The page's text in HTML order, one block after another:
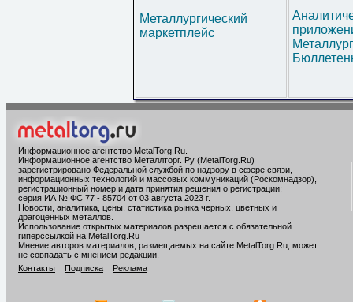
Металлургический
маркетплейс
Информационное агентство MetalTorg.Ru
Информационное агентство Металлторг. Ру (MetalTorg.Ru)
зарегистрировано Федеральной службой по надзору в сфере связи,
информационных технологий и массовых коммуникаций (Роскомнадзор),
регистрационный номер и дата принятия решения о регистрации:
серия ИА № ФС 77 - 85704 от 03 августа 2023 г.
Новости, аналитика, цены, статистика рынка черных, цветных и
драгоценных металлов.
Использование открытых материалов разрешается с обязательной
гиперссылкой на MetalTorg.Ru
Мнение авторов материалов, размещаемых на сайте MetalTorg.Ru, может
не совпадать с мнением редакции.
Контакты
Подписка Реклама